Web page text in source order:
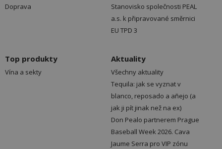
Doprava
Stanovisko společnosti PEAL
a.s. k připravované směrnici
EU TPD 3
Top produkty
Vína a sekty
Aktuality
Všechny aktuality
Tequila: jak se vyznat v
blanco, reposado a añejo (a
jak ji pít jinak než na ex)
Don Pealo partnerem Prague
Baseball Week 2026. Cava
Jaume Serra pro VIP zónu